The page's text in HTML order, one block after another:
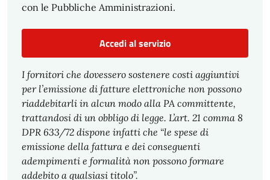
con le Pubbliche Amministrazioni.
Accedi al servizio
I fornitori che dovessero sostenere costi aggiuntivi
per l’emissione di fatture elettroniche non possono
riaddebitarli in alcun modo alla PA committente,
trattandosi di un obbligo di legge. L’art. 21 comma 8
DPR 633/72 dispone infatti che “le spese di
emissione della fattura e dei conseguenti
adempimenti e formalità non possono formare
addebito a qualsiasi titolo”.